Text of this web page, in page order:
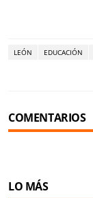
LEÓN EDUCACIÓN
COMENTARIOS
LO MÁS